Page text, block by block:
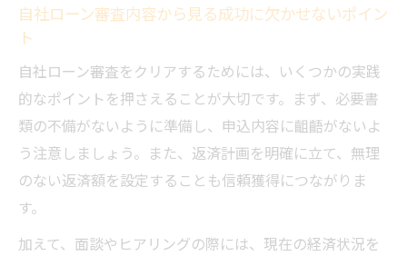
自社ローン審査内容から見る成功に欠かせないポイン
ト
自社ローン審査をクリアするためには、いくつかの実践
的なポイントを押さえることが大切です。まず、必要書
類の不備がないように準備し、申込内容に齟齬がないよ
う注意しましょう。また、返済計画を明確に立て、無理
のない返済額を設定することも信頼獲得につながりま
す。
加えて、面談やヒアリングの際には、現在の経済状況を